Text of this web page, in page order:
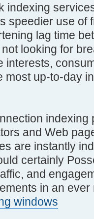
indexing
speedier use of
lag time
looking for
interests,
most up-to-day
and Web
are instantly
certainly
and
in an
windows